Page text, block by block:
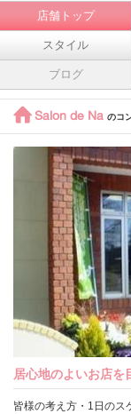
店舗トップ
スタイル
ブログ
Salon de Na のコ
居心地のよいお店を
皆様の考え方・1日のス